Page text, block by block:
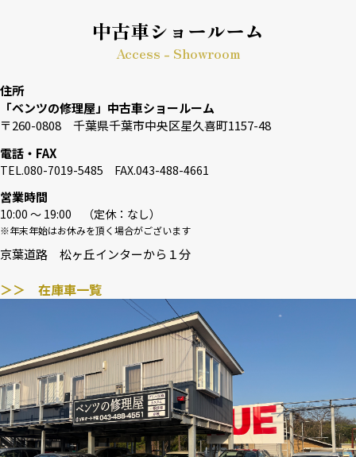
中古車ショールーム
Access - Showroom
住所
「ベンツの修理屋」中古車ショールーム
〒260-0808 千葉県千葉市中央区星久喜町1157-48
電話・FAX
TEL.080-7019-5485 FAX.043-488-4661
営業時間
10:00 〜 19:00 （定休：なし）
※年末年始はお休みを頂く場合がございます
京葉道路 松ヶ丘インターから１分
＞＞ 在庫車一覧